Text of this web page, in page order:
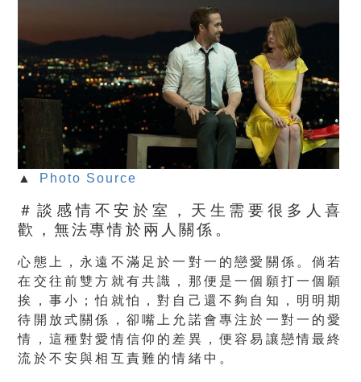
▲ Photo Source
＃談感情不安於室，天生需要很多人喜
歡，無法專情於兩人關係。
心態上，永遠不滿足於一對一的戀愛關係。倘若
在交往前雙方就有共識，那便是一個願打一個願
挨，事小；怕就怕，對自己還不夠自知，明明期
待開放式關係，卻嘴上允諾會專注於一對一的愛
情，這種對愛情信仰的差異，便容易讓戀情最終
流於不安與相互責難的情緒中。